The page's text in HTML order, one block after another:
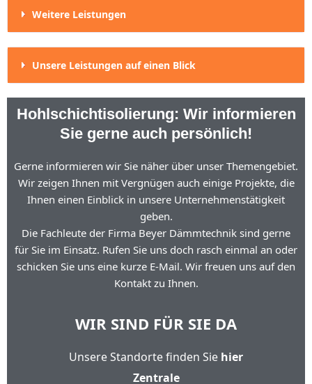
Weitere Leistungen
Unsere Leistungen auf einen Blick
Hohlschichtisolierung: Wir informieren
Sie gerne auch persönlich!
Gerne informieren wir Sie näher über unser Themengebiet.
Wir zeigen Ihnen mit Vergnügen auch einige Projekte, die
Ihnen einen Einblick in unsere Unternehmenstätigkeit
geben.
Die Fachleute der Firma Beyer Dämmtechnik sind gerne
für Sie im Einsatz. Rufen Sie uns doch rasch einmal an oder
schicken Sie uns eine kurze E-Mail. Wir freuen uns auf den
Kontakt zu Ihnen.
WIR SIND FÜR SIE DA
Unsere Standorte finden Sie hier
Zentrale